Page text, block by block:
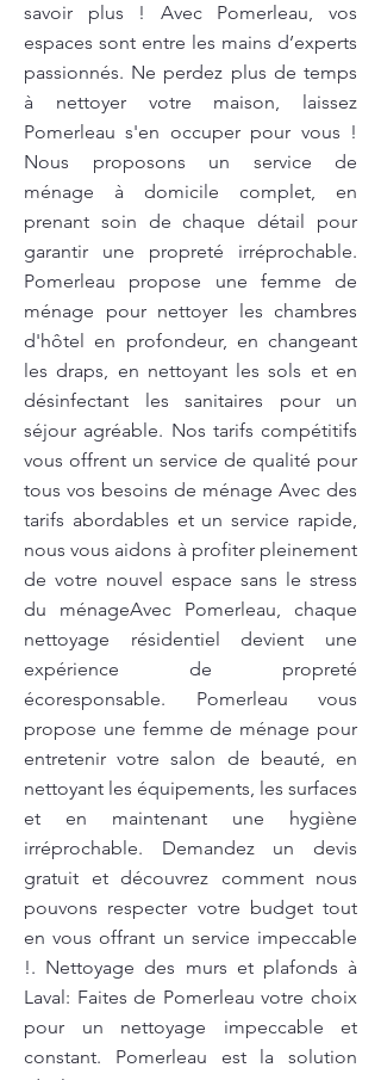
savoir plus ! Avec Pomerleau, vos
espaces sont entre les mains d’experts
passionnés. Ne perdez plus de temps
à nettoyer votre maison, laissez
Pomerleau s'en occuper pour vous !
Nous proposons un service de
ménage à domicile complet, en
prenant soin de chaque détail pour
garantir une propreté irréprochable.
Pomerleau propose une femme de
ménage pour nettoyer les chambres
d'hôtel en profondeur, en changeant
les draps, en nettoyant les sols et en
désinfectant les sanitaires pour un
séjour agréable. Nos tarifs compétitifs
vous offrent un service de qualité pour
tous vos besoins de ménage Avec des
tarifs abordables et un service rapide,
nous vous aidons à profiter pleinement
de votre nouvel espace sans le stress
du ménageAvec Pomerleau, chaque
nettoyage résidentiel devient une
expérience de propreté
écoresponsable. Pomerleau vous
propose une femme de ménage pour
entretenir votre salon de beauté, en
nettoyant les équipements, les surfaces
et en maintenant une hygiène
irréprochable. Demandez un devis
gratuit et découvrez comment nous
pouvons respecter votre budget tout
en vous offrant un service impeccable
!. Nettoyage des murs et plafonds à
Laval: Faites de Pomerleau votre choix
pour un nettoyage impeccable et
constant. Pomerleau est la solution